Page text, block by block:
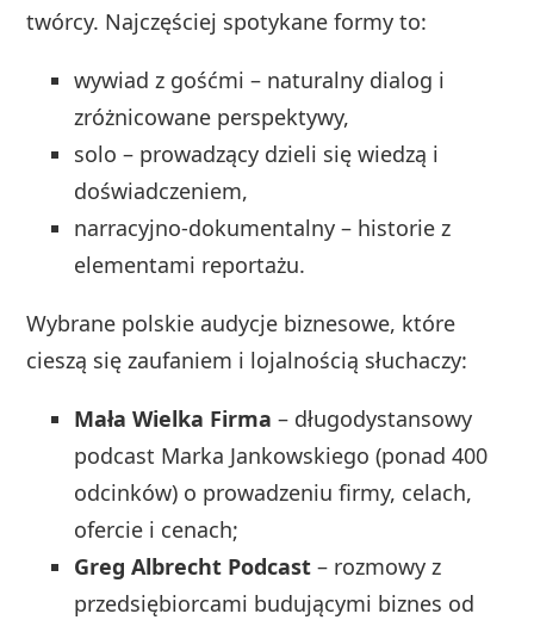
twórcy. Najczęściej spotykane formy to:
wywiad z gośćmi – naturalny dialog i
zróżnicowane perspektywy,
solo – prowadzący dzieli się wiedzą i
doświadczeniem,
narracyjno-dokumentalny – historie z
elementami reportażu.
Wybrane polskie audycje biznesowe, które
cieszą się zaufaniem i lojalnością słuchaczy:
Mała Wielka Firma – długodystansowy
podcast Marka Jankowskiego (ponad 400
odcinków) o prowadzeniu firmy, celach,
ofercie i cenach;
Greg Albrecht Podcast – rozmowy z
przedsiębiorcami budującymi biznes od